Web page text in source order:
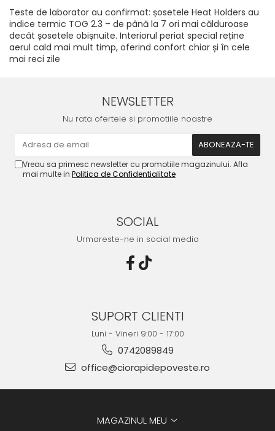
Teste de laborator au confirmat: șosetele Heat Holders au
indice termic TOG 2.3 – de până la 7 ori mai călduroase
decât șosetele obișnuite. Interiorul periat special reține
aerul cald mai mult timp, oferind confort chiar și în cele
mai reci zile
NEWSLETTER
Nu rata ofertele si promotiile noastre
Vreau sa primesc newsletter cu promotiile magazinului. Afla
mai multe in Politica de Confidentialitate
SOCIAL
Urmareste-ne in social media
SUPORT CLIENTI
Luni - Vineri 9:00 - 17:00
0742089849
office@ciorapidepoveste.ro
MAGAZINUL MEU